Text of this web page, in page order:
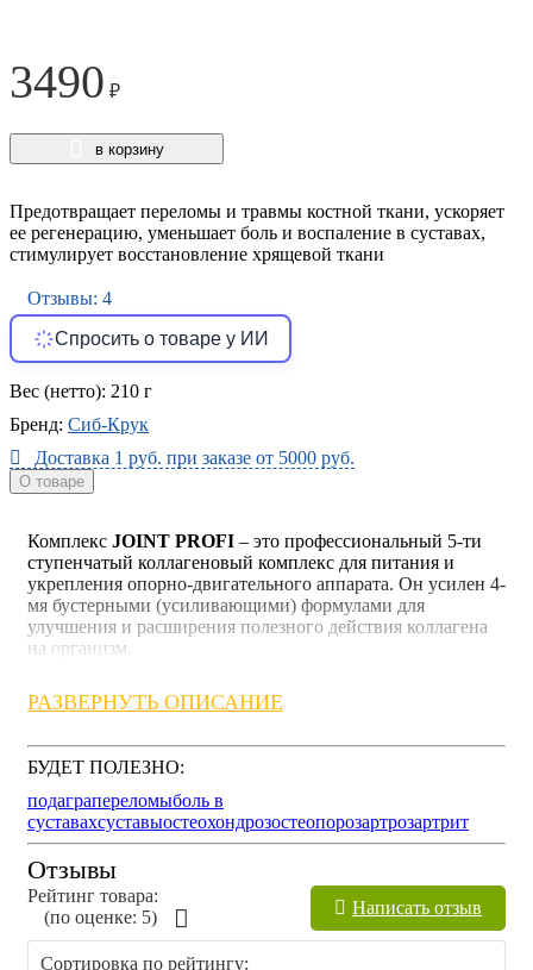
3490 ₽
в корзину
Предотвращает переломы и травмы костной ткани, ускоряет
ее регенерацию, уменьшает боль и воспаление в суставах,
стимулирует восстановление хрящевой ткани
Отзывы: 4
Спросить о товаре у ИИ
Вес (нетто): 210 г
Бренд: Сиб-Крук
Доставка 1 руб. при заказе от 5000 руб.
О товаре
Комплекс JOINT PROFI – это профессиональный 5-ти
ступенчатый коллагеновый комплекс для питания и
укрепления опорно-двигательного аппарата. Он усилен 4-
мя бустерными (усиливающими) формулами для
улучшения и расширения полезного действия коллагена
на организм.
профилактика переломов и травм, остеопении и
остеопороза
ускоряет сращивание и регенерацию тканей после
переломов, растяжений, ушибов, ожогов
позволяет в относительно короткие сроки
при длительном применении, существенно снижает
боль в суставах и восстанавливает хрящевые ткани,
стимулирует создание компонентов хрящей
восполняет баланс суставной жидкости, что
предотвращает "износ" хрящей
РАЗВЕРНУТЬ ОПИСАНИЕ
БУДЕТ ПОЛЕЗНО:
подаграпереломыболь в
суставахсуставыостеохондрозостеопорозартрозартрит
Отзывы
Написать отзыв
Рейтинг товара:
(по оценкe: 5)
Сортировка по рейтингу: